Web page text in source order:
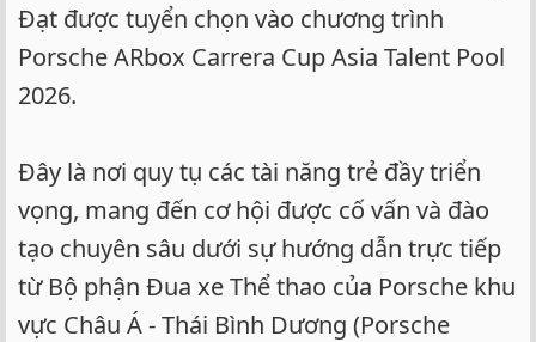
Đạt được tuyển chọn vào chương trình
Porsche ARbox Carrera Cup Asia Talent Pool
2026.
Đây là nơi quy tụ các tài năng trẻ đầy triển
vọng, mang đến cơ hội được cố vấn và đào
tạo chuyên sâu dưới sự hướng dẫn trực tiếp
từ Bộ phận Đua xe Thể thao của Porsche khu
vực Châu Á - Thái Bình Dương (Porsche